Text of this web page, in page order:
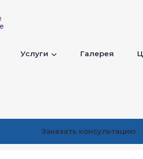
Услуги Галерея
Заказать консультацию